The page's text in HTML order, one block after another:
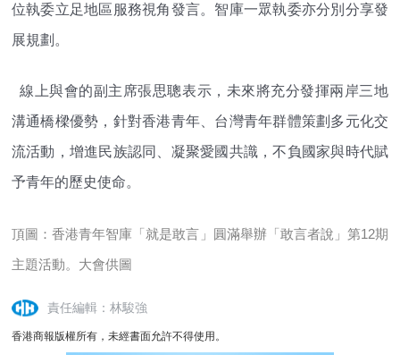
位執委立足地區服務視角發言。智庫一眾執委亦分別分享發
展規劃。
線上與會的副主席張思聰表示，未來將充分發揮兩岸三地
溝通橋樑優勢，針對香港青年、台灣青年群體策劃多元化交
流活動，增進民族認同、凝聚愛國共識，不負國家與時代賦
予青年的歷史使命。
頂圖：香港青年智庫「就是敢言」圓滿舉辦「敢言者說」第12期
主題活動。大會供圖
責任編輯：林駿強
香港商報版權所有，未經書面允許不得使用。